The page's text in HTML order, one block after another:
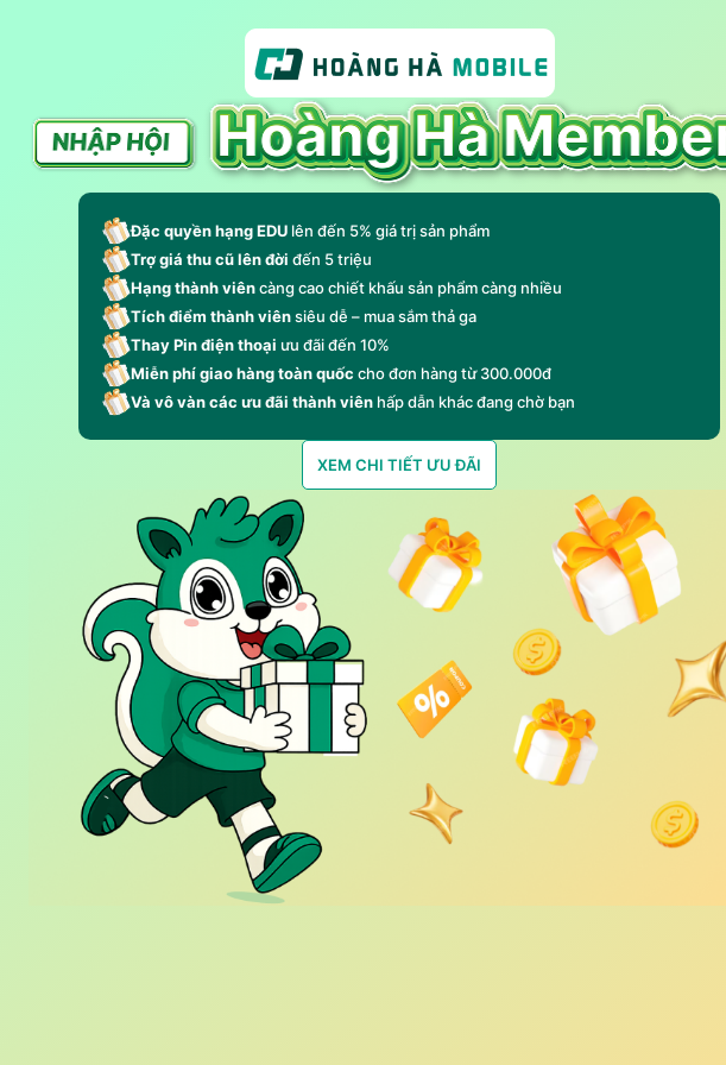
Đặc quyền hạng EDU lên đến 5% giá trị sản phẩm
Trợ giá thu cũ lên đời đến 5 triệu
Hạng thành viêncàng cao chiết khấu sản phẩm càng nhiều
Tích điểm thành viênsiêu dễ – mua sắm thả ga
Thay Pin điện thoại ưu đãi đến 10%
Miễn phí giao hàng toàn quốccho đơn hàng từ 300.000đ
Và vô vàn các ưu đãi thành viên hấp dẫn khác đang chờ bạn
XEM CHI TIẾT ƯU ĐÃI